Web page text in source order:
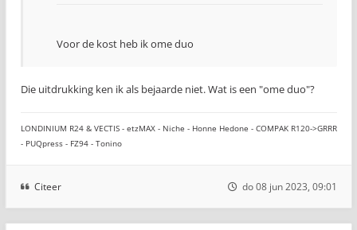
Voor de kost heb ik ome duo
Die uitdrukking ken ik als bejaarde niet. Wat is een "ome duo"?
LONDINIUM R24 & VECTIS - etzMAX - Niche - Honne Hedone - COMPAK R120->GRRR
- PUQpress - FZ94 - Tonino
Citeer do 08 jun 2023, 09:01